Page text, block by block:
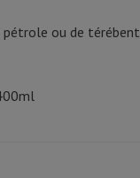
pétrole ou de